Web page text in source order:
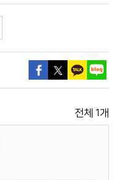
전체 1개